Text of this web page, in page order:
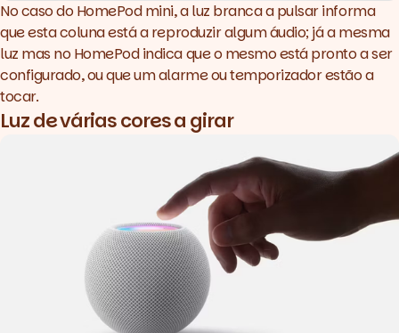
No caso do HomePod mini, a luz branca a pulsar informa
que esta coluna está a reproduzir algum áudio; já a mesma
luz mas no HomePod indica que o mesmo está pronto a ser
configurado, ou que um alarme ou temporizador estão a
tocar.
Luz de várias cores a girar